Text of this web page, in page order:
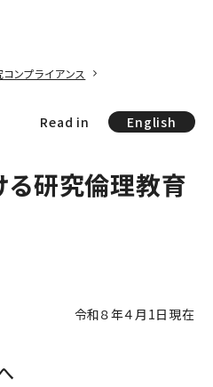
ンプライアンス
Read in English
研究倫理教育
令和８年４月1日現在